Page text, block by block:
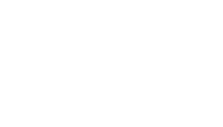
Một trong những yếu tố quan